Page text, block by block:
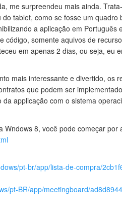
me surpreendeu mais ainda.
tablet, como se fosse um quadro
a aplicação em Português
código, somente aquivos de
em apenas 2 dias, ou seja, eu
mais interessante e divertido, os
que podem ser
applicação com o sistema
8, você pode começar por
pt-br/app/lista-de-compra/
pt-BR/app/meetingboard/